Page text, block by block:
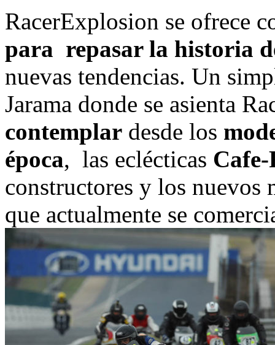
RacerExplosion se ofrece
para repasar la historia
nuevas tendencias. Un
Jarama donde se asienta
contemplar desde los
época, las eclécticas Cafe-
constructores y los nuevos
que actualmente se